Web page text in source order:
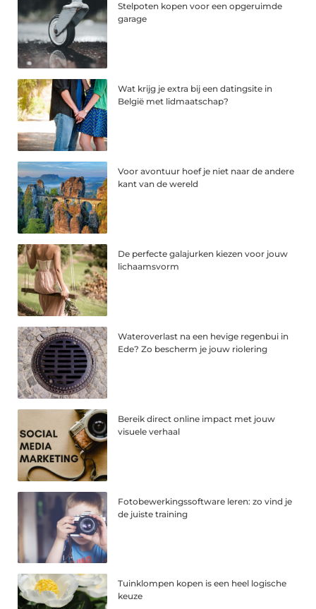
Stelpoten kopen voor een opgeruimde
garage
Wat krijg je extra bij een datingsite in
België met lidmaatschap?
Voor avontuur hoef je niet naar de andere
kant van de wereld
De perfecte galajurken kiezen voor jouw
lichaamsvorm
Wateroverlast na een hevige regenbui in
Ede? Zo bescherm je jouw riolering
Bereik direct online impact met jouw
visuele verhaal
Fotobewerkingssoftware leren: zo vind je
de juiste training
Tuinklompen kopen is een heel logische
keuze